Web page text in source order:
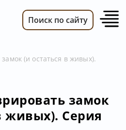
ВИДЕО
ПЕРЕДАЧИ
ТЕЛЕПРОГРАММА
Поиск по сайту
(и остаться в живых).
замок
живых). Серия